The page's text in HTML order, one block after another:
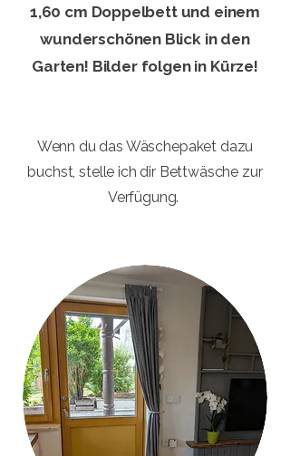
1,60 cm Doppelbett und einem
wunderschönen Blick in den
Garten! Bilder folgen in Kürze!
Wenn du das Wäschepaket dazu
buchst, stelle ich dir Bettwäsche zur
Verfügung.